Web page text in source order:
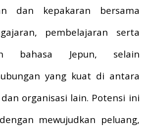
dan kepakaran bersama
pembelajaran serta
bahasa Jepun, selain
yang kuat di antara
organisasi lain. Potensi ini
mewujudkan peluang,